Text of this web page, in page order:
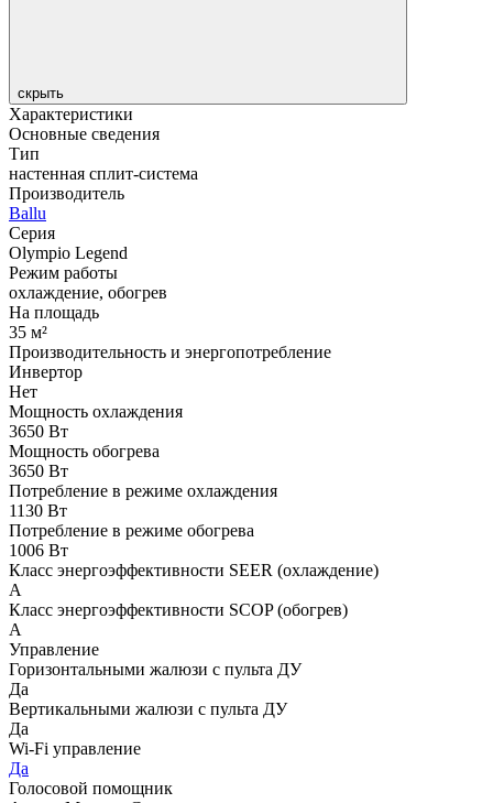
скрыть
Характеристики
Основные сведения
Тип
настенная сплит-система
Производитель
Ballu
Серия
Olympio Legend
Режим работы
охлаждение, обогрев
На площадь
35 м²
Производительность и энергопотребление
Инвертор
Нет
Мощность охлаждения
3650 Вт
Мощность обогрева
3650 Вт
Потребление в режиме охлаждения
1130 Вт
Потребление в режиме обогрева
1006 Вт
Класс энергоэффективности SEER (охлаждение)
A
Класс энергоэффективности SCOP (обогрев)
A
Управление
Горизонтальными жалюзи с пульта ДУ
Да
Вертикальными жалюзи с пульта ДУ
Да
Wi-Fi управление
Да
Голосовой помощник